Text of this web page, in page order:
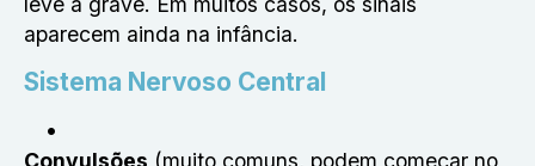
aparecem ainda na infância.
Sistema Nervoso Central